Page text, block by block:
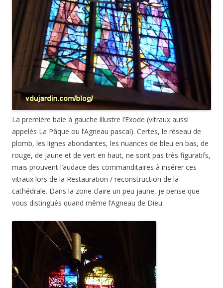
La première baie à gauche illustre l’Exode (vitraux aussi
appelés La Pâque ou l’Agneau pascal). Certes, le réseau de
plomb, les lignes abondantes, les nuances de bleu en bas, de
rouge, de jaune et de vert en haut, ne sont pas très figuratifs,
mais prouvent l’audace des commanditaires à insérer ces
vitraux lors de la Restauration / reconstruction de la
cathédrale. Dans la zone claire un peu jaune, je pense que
vous distingués quand même l’Agneau de Dieu.